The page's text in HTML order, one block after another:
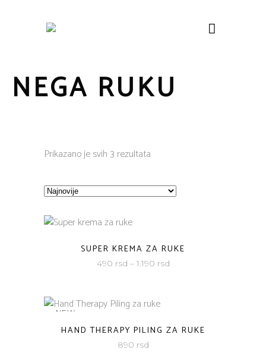
NEGA RUKU
Prikazano je svih 3 rezultata
SUPER KREMA ZA RUKE
490 rsd – 1.190 rsd
NEW
HAND THERAPY PILING ZA RUKE
890 rsd